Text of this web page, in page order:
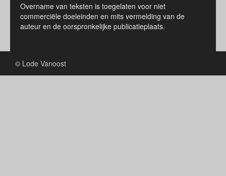
Overname van teksten is toegelaten voor niet
commerciële doeleinden en mits vermelding van de
auteur en de oorspronkelijke publicatieplaats.
© Lode Vanoost